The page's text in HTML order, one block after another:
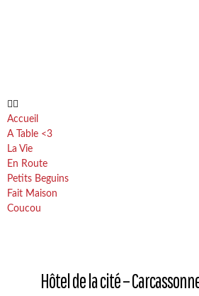
Accueil
A Table <3
La Vie
En Route
Petits Beguins
Fait Maison
Coucou
Hôtel de la cité –